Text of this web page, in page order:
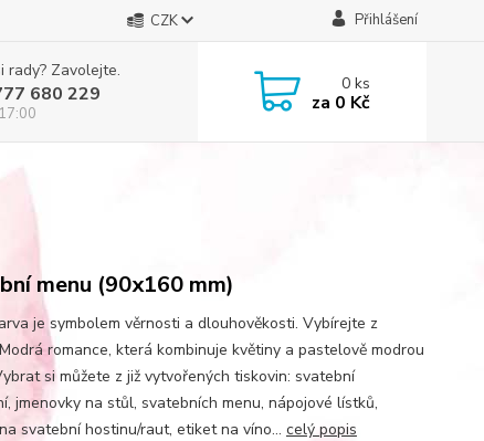
CZK Přihlášení
rady? Zavolejte.
680 229 0ks
za 0 Kč
menu (90x160 mm)
je symbolem věrnosti a dlouhověkosti. Vybírejte z
romance, která kombinuje květiny a pastelově modrou
si můžete z již vytvořených tiskovin: svatební
jmenovky na stůl, svatebních menu, nápojové lístků,
svatební hostinu/raut, etiket na víno... celý popis